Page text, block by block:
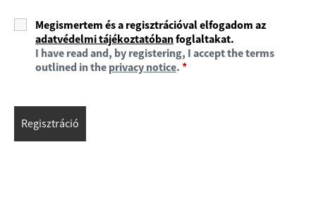
Megismertem és a regisztrációval elfogadom az
adatvédelmi tájékoztatóbanfoglaltakat.
I have read and, by registering, I accept the terms
outlined in theprivacy notice.*